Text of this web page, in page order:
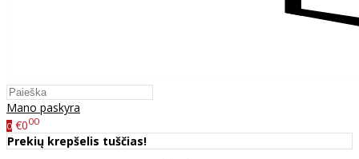
Mano paskyra
0 €000
Prekių krepšelis tuščias!